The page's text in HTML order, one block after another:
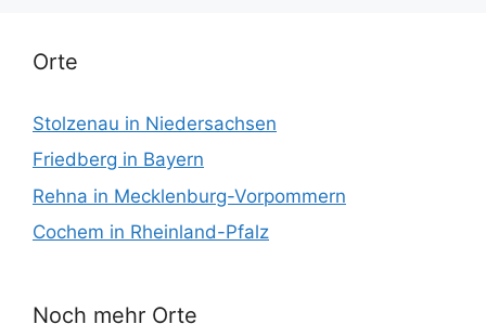
Orte
Stolzenau in Niedersachsen
Friedberg in Bayern
Rehna in Mecklenburg-Vorpommern
Cochem in Rheinland-Pfalz
Noch mehr Orte